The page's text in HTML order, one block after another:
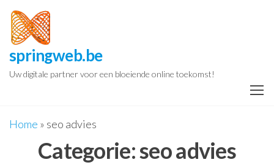
Spring
naar
de
inhoud
springweb.be
Uw digitale partner voor een bloeiende online toekomst!
Home » seo advies
Categorie:seo advies